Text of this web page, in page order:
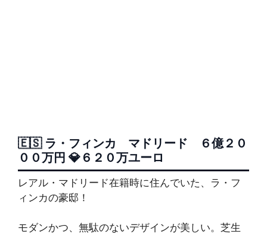
🇪🇸 ラ・フィンカ マドリード ６億２０
００万円 💎６２０万ユーロ
レアル・マドリード在籍時に住んでいた、ラ・フ
ィンカの豪邸！
モダンかつ、無駄のないデザインが美しい。芝生